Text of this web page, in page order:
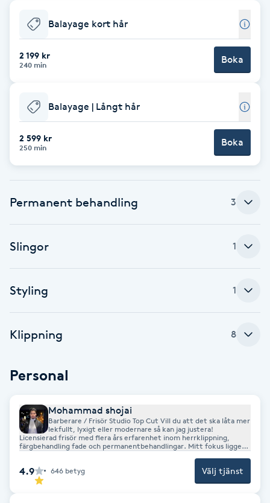
Babylights
Balayage
Barber
Blowout
Brynformning
Celluliter
Coachning
Balayage kort hår
2 199 kr
240 min Boka
Balayage | Långt hår
2 599 kr
250 min Boka
Permanent behandling 3
Slingor 1
Styling 1
Klippning 8
Personal
Mohammad shojai
Barberare / Frisör Studio Top Cut Vill du att det ska låta mer
lekfullt, lyxigt eller modernare så kan jag justera!
Licensierad frisör med flera års erfarenhet inom herrklippning,
färgbehandling fade och permanentbehandlingar. Mitt fokus ligger
4.9 646 betyg Välj tjänst